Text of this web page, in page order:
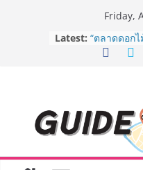
Friday,
Latest: “ตลาดดอก
สด ดอกไม้
ครั้งแรกขอ
“CE-7
สำรวจดวง
8.8 “ซูเลีย
ประเทศ จัด